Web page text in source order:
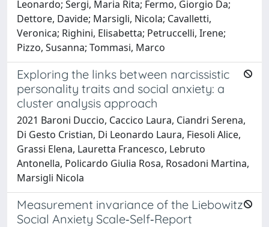
Leonardo; Sergi, Maria Rita; Fermo, Giorgio Da;
Dettore, Davide; Marsigli, Nicola; Cavalletti,
Veronica; Righini, Elisabetta; Petruccelli, Irene;
Pizzo, Susanna; Tommasi, Marco
Exploring the links between narcissistic
personality traits and social anxiety: a
cluster analysis approach
2021 Baroni Duccio, Caccico Laura, Ciandri Serena,
Di Gesto Cristian, Di Leonardo Laura, Fiesoli Alice,
Grassi Elena, Lauretta Francesco, Lebruto
Antonella, Policardo Giulia Rosa, Rosadoni Martina,
Marsigli Nicola
Measurement invariance of the Liebowitz
Social Anxiety Scale‐Self‐Report